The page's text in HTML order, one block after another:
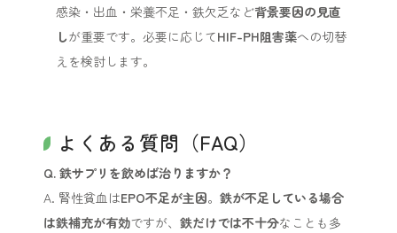
感染・出血・栄養不足・鉄欠乏など背景要因の見直
しが重要です。必要に応じてHIF-PH阻害薬への切替
えを検討します。
よくある質問（FAQ）
Q. 鉄サプリを飲めば治りますか？
A. 腎性貧血はEPO不足が主因。鉄が不足している場合
は鉄補充が有効ですが、鉄だけでは不十分なことも多